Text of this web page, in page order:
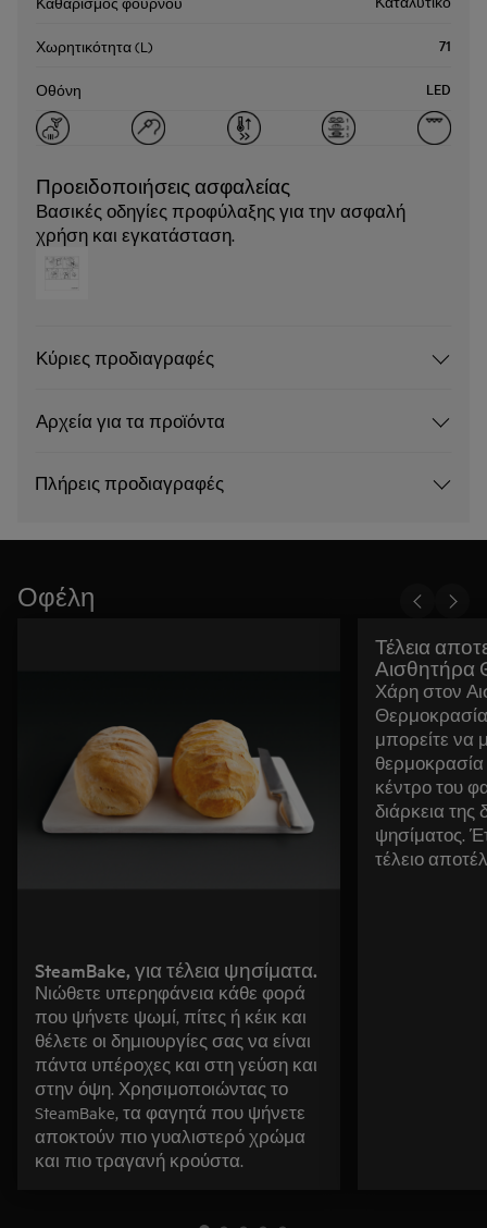
Χωρητικότητα (L) 71
Οθόνη LED
Προειδοποιήσεις ασφαλείας
Βασικές οδηγίες προφύλαξης για την ασφαλή
χρήση και εγκατάσταση.
Κύριες προδιαγραφές
Αρχεία για τα προϊόντα
Πλήρεις προδιαγραφές
Οφέλη
SteamBake, για τέλεια ψησίματα.
Νιώθετε υπερηφάνεια κάθε φορά
που ψήνετε ψωμί, πίτες ή κέικ και
θέλετε οι δημιουργίες σας να είναι
πάντα υπέροχες και στη γεύση και
στην όψη. Χρησιμοποιώντας το
SteamBake, τα φαγητά που ψήνετε
αποκτούν πιο γυαλιστερό χρώμα
και πιο τραγανή κρούστα.
Τέλεια
Αισθητήρα
Χάρη στον
μπορείτε να
κέντρο του
διάρκεια της
ψησίματος.
τέλειο